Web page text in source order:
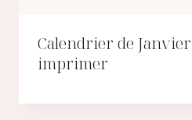
Calendrier de
imprimer